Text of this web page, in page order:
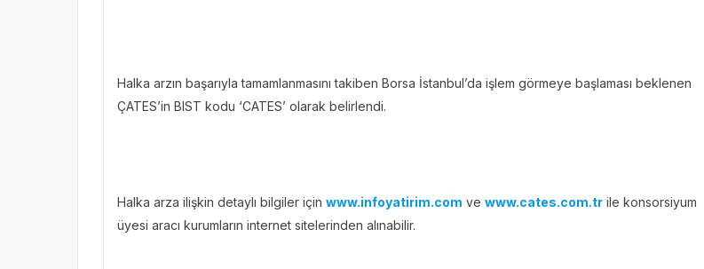
Halka arzın başarıyla tamamlanmasını takiben Borsa İstanbul’da işlem görmeye başlaması beklenen
ÇATES’in BIST kodu ‘CATES’ olarak belirlendi.
Halka arza ilişkin detaylı bilgiler için www.infoyatirim.com ve www.cates.com.tr ile konsorsiyum
üyesi aracı kurumların internet sitelerinden alınabilir.